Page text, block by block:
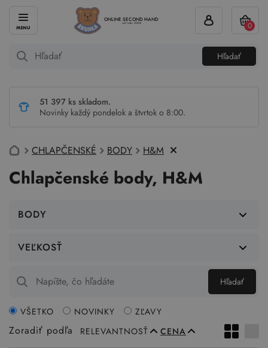
ONLINE SECOND HAND
od roku 2004
Hľadať
0
51 397 ks skladom.
Novinky každý pondelok a štvrtok o 8:00.
CHLAPČENSKÉ BODY H&M
Chlapčenské body, H&M
BODY
VEĽKOSŤ
Hľadať
Zoradiť podľa RELEVANTNOSŤ CENA
VŠETKO NOVINKY ZĽAVY